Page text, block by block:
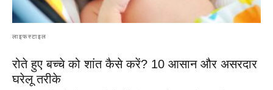
लाइफस्टाइल
रोते हुए बच्चे को शांत कैसे करें? 10 आसान और असरदार
घरेलू तरीके